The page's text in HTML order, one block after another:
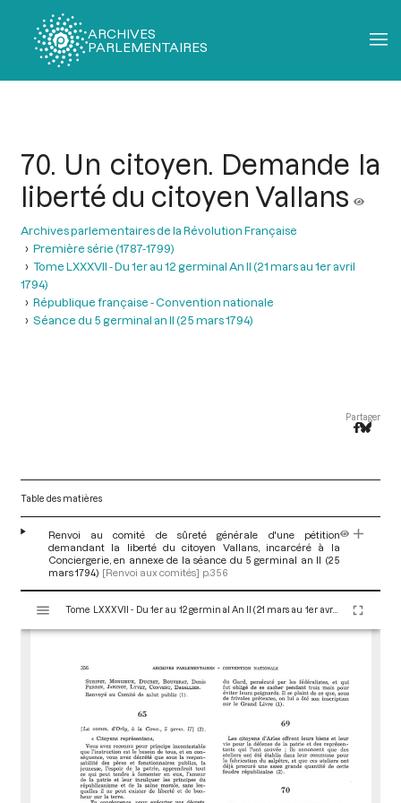
ARCHIVES
PARLEMENTAIRES
70. Un citoyen. Demande la
liberté du citoyen Vallans
Archives parlementaires de la Révolution Française
Première série (1787-1799)
Tome LXXXVII - Du 1er au 12 germinal An II (21 mars au 1er avril
1794)
République française - Convention nationale
Séance du 5 germinal an II (25 mars 1794)
Partager
Table des matières
Renvoi au comité de sûreté générale d'une pétition
demandant la liberté du citoyen Vallans, incarcéré à la
Conciergerie, en annexe de la séance du 5 germinal an II (25
mars 1794) [Renvoi aux comités] p.356
s